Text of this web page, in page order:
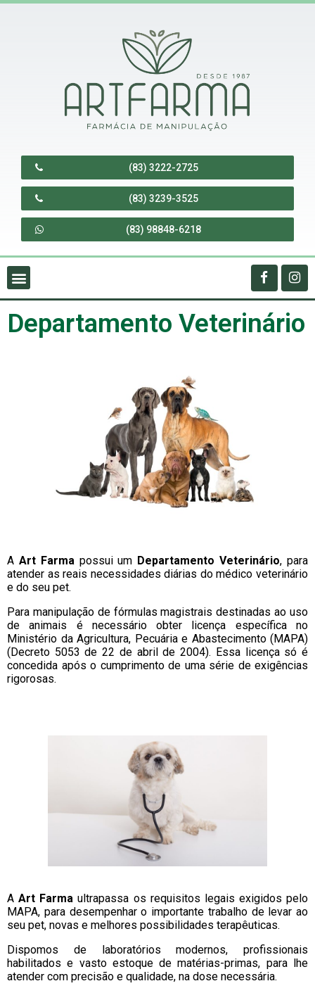
(83) 3222-2725
(83) 3239-3525
(83) 98848-6218
Departamento Veterinário
A Art Farmapossui um Departamento Veterinário, para
atender as reais necessidades diárias do médico veterinário
e do seu pet.
Para manipulação de fórmulas magistrais destinadas ao uso
de animais é necessário obter licença específica no
Ministério da Agricultura, Pecuária e Abastecimento (MAPA)
(Decreto 5053 de 22 de abril de 2004). Essa licença só é
concedida após o cumprimento de uma série de exigências
rigorosas.
AArt Farma ultrapassa os requisitos legais exigidos pelo
MAPA, para desempenhar o importante trabalho de levar ao
seu pet, novas e melhores possibilidades terapêuticas.
Dispomos de laboratórios modernos, profissionais
habilitados e vasto estoque de matérias-primas, para lhe
atender com precisão e qualidade, na dose necessária.